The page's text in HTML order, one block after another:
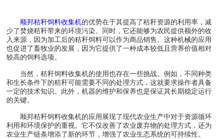
顺邦秸秆饲料收集机的优势在于其提高了秸秆资源的利用率，减
少了焚烧秸秆带来的环境污染。同时，它还能够为农民提供额外的收
入来源，因为加工后的秸秆饲料可以作为商品销售。这种机械的应用
也促进了畜牧业的发展，因为它提供了一种成本较低且营养价值相对
较高的饲料选项。
当然，秸秆饲料收集机的使用也存在一些挑战。例如，不同种类
和生长条件下的秸秆可能需要不同的处理方式，这就要求操作者具备
一定的技术知识。此外，机器的维护和保养也是保证其长期稳定运行
的关键。
顺邦秸秆饲料收集机的应用展现了现代农业生产中对于资源循环
利用和环境保护的重视。它不仅改善了农业废弃物的处理方式，还为
农业生产链条增添了新的环节，增强了农业生态系统的可持续性。